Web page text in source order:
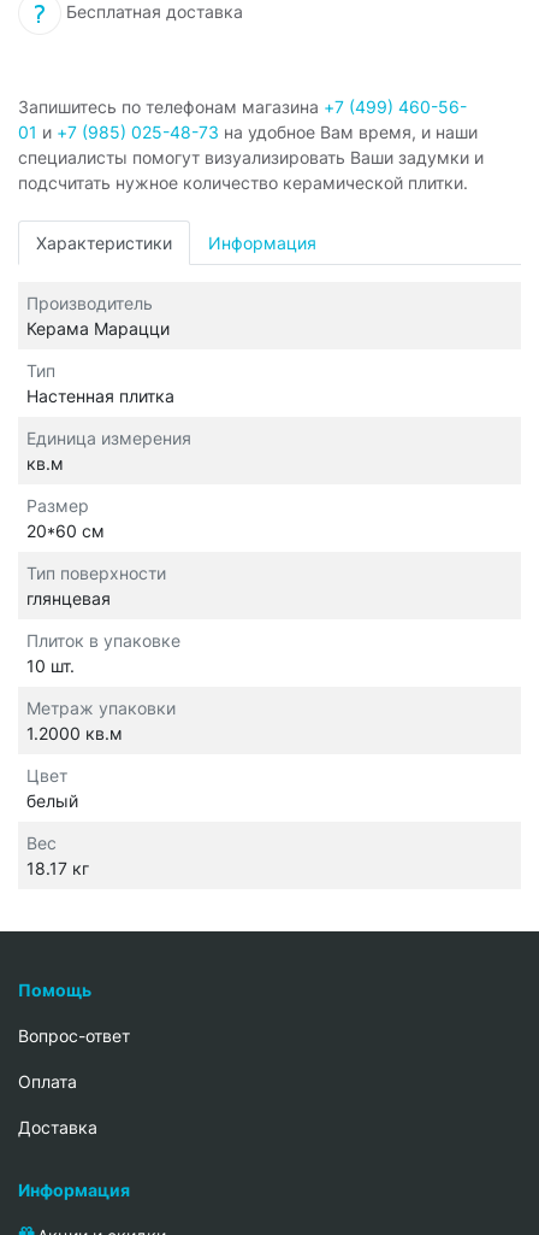
Бесплатная доставка
Запишитесь по телефонам магазина +7 (499) 460-56-
01 и +7 (985) 025-48-73 на удобное Вам время, и наши
специалисты помогут визуализировать Ваши задумки и
подсчитать нужное количество керамической плитки.
Характеристики Информация
Производитель
Керама Марацци
Тип
Настенная плитка
Единица измерения
кв.м
Размер
20*60 см
Тип поверхности
глянцевая
Плиток в упаковке
10 шт.
Метраж упаковки
1.2000 кв.м
Цвет
белый
Вес
18.17 кг
Помощь
Вопрос-ответ
Oплата
Доставка
Информация